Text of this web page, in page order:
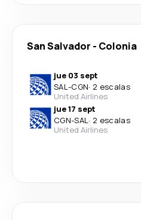
San Salvador - Colonia
jue 03 sept
SAL-CGN· 2 escalas
United Airlines
jue 17 sept
CGN-SAL· 2 escalas
United Airlines